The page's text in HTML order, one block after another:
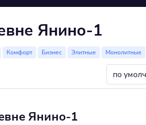
Янино-1
Комфорт Бизнес Элитные Монолитные
по
Янино-1